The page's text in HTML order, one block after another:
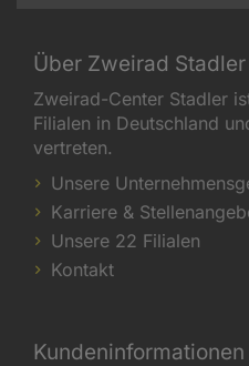
Über Zweirad Stadler
Zweirad-Center Stadler
Filialen in Deutschland
vertreten.
Unsere
Karriere &
Unsere 22 Filialen
Kontakt
Kundeninformationen